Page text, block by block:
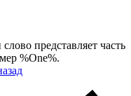
представляет часть
%One%.